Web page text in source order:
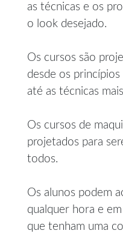
as técnicas e os
o look desejado.
Os cursos são
desde os princípios
até as técnicas
Os cursos de
projetados para
todos.
Os alunos podem
qualquer hora e
que tenham uma